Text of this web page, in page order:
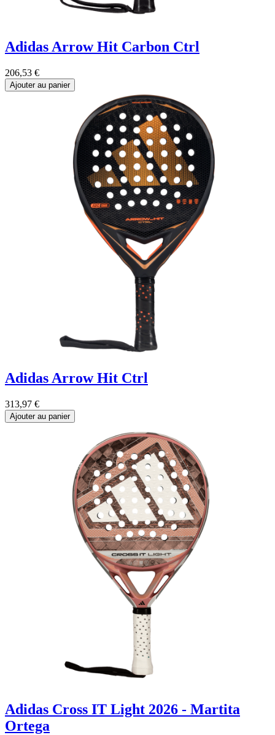
Adidas Arrow Hit Carbon Ctrl
206,53 €
Ajouter au panier
Adidas Arrow Hit Ctrl
313,97 €
Ajouter au panier
Adidas Cross IT Light 2026 - Martita
Ortega